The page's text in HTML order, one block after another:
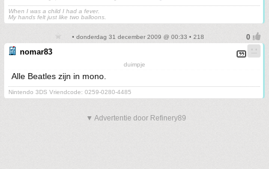
When I was a child I had a fever.
My hands felt just like two balloons.
• donderdag 31 december 2009 @ 00:33 • 218
nomar83
duimpje
Alle Beatles zijn in mono.
Nintendo 3DS Vriendcode: 0259-0280-4485
▼ Advertentie door Refinery89